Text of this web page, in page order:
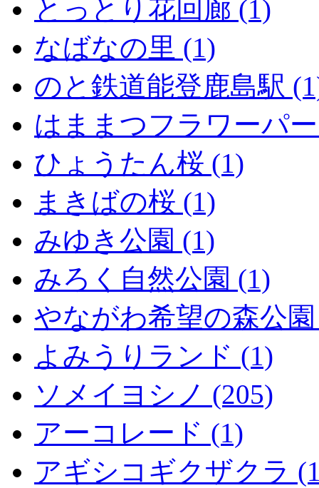
とっとり花回廊 (1)
なばなの里 (1)
のと鉄道能登鹿島駅
はままつフラワーパ
ひょうたん桜 (1)
まきばの桜 (1)
みゆき公園 (1)
みろく自然公園 (1)
やながわ希望の森公
よみうりランド (1)
ソメイヨシノ (205)
アーコレード (1)
アギシコギクザクラ